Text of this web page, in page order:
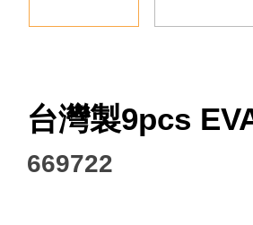
Facebook
台灣製9pcs
669722